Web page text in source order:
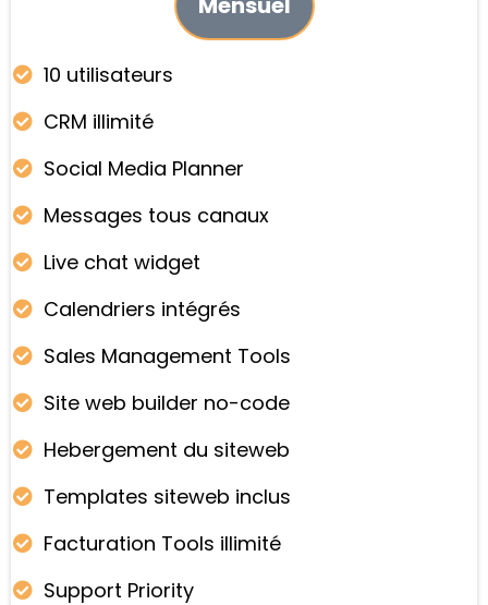
10 utilisateurs
CRM illimité
Social Media Planner
Messages tous canaux
Live chat widget
Calendriers intégrés
Sales Management Tools
Site web builder no-code
Hebergement du siteweb
Templates siteweb inclus
Facturation Tools illimité
Support Priority